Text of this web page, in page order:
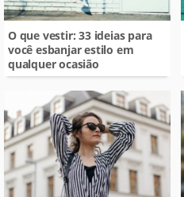
O que vestir: 33 ideias para
você esbanjar estilo em
qualquer ocasião